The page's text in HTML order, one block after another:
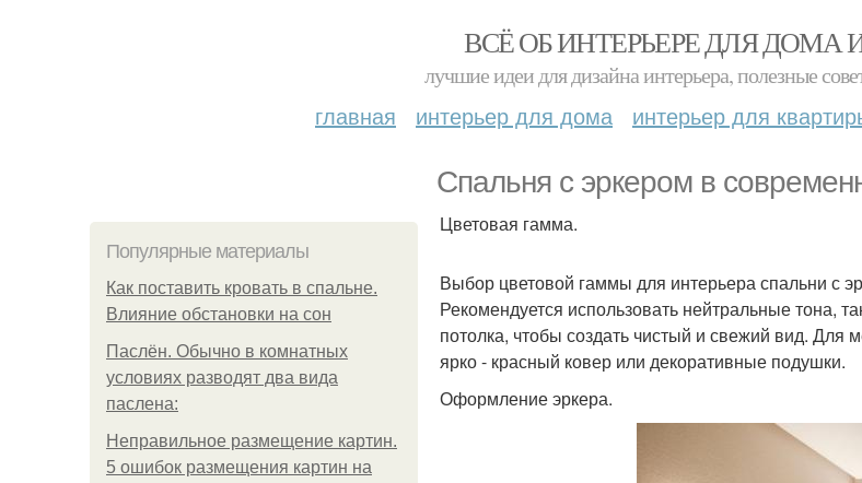
ВСЁ ОБ ИНТЕРЬЕРЕ ДЛЯ ДОМА
лучшие идеи для дизайна интерьера, полезные
главная интерьер для дома интерьер для
Спальня с эркером в
Популярные материалы
Как поставить кровать в спальне.
Влияние обстановки на сон
Паслён. Обычно в комнатных
условиях разводят два вида
паслена:
Неправильное размещение картин.
5 ошибок размещения картин на
Цветовая гамма.
Выбор цветовой гаммы для интерьера спальни с
Рекомендуется использовать нейтральные тона,
потолка, чтобы создать чистый и свежий вид. Для
ярко - красный ковер или декоративные подушки.
Оформление эркера.